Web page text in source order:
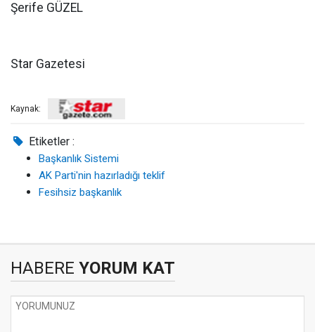
Şerife GÜZEL
Star Gazetesi
Kaynak:
Etiketler :
Başkanlık Sistemi
AK Parti'nin hazırladığı teklif
Fesihsiz başkanlık
HABERE YORUM KAT